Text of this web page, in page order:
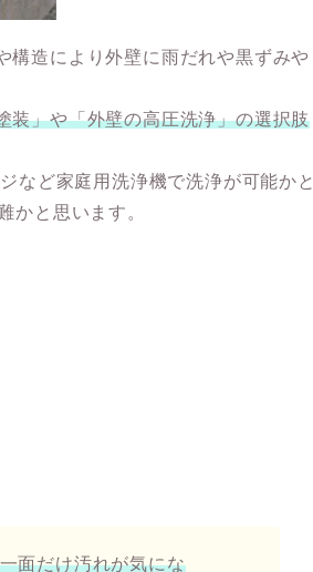
構造により外壁に雨だれや黒ずみや
装」や「外壁の高圧洗浄」の選択肢
など家庭用洗浄機で洗浄が可能かと
かと思います。
面だけ汚れが気にな